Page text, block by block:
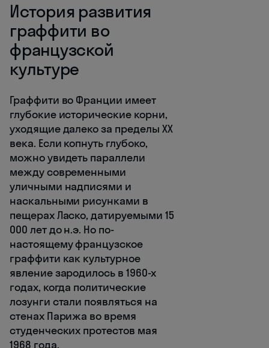
История развития
граффити во
французской
культуре
Граффити во Франции имеет
глубокие исторические корни,
уходящие далеко за пределы XX
века. Если копнуть глубоко,
можно увидеть параллели
между современными
уличными надписями и
наскальными рисунками в
пещерах Ласко, датируемыми 15
000 лет до н.э. Но по-
настоящему французское
граффити как культурное
явление зародилось в 1960-х
годах, когда политические
лозунги стали появляться на
стенах Парижа во время
студенческих протестов мая
1968 года.